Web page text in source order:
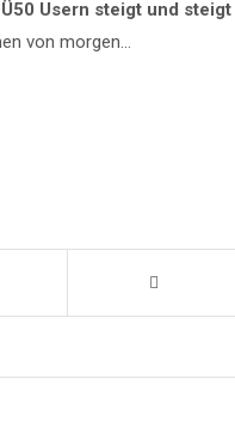
Usern steigt und steigt
von morgen…